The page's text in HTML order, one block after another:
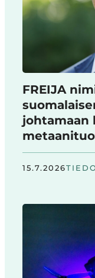
FREIJA
johtamaan
15.7.2026